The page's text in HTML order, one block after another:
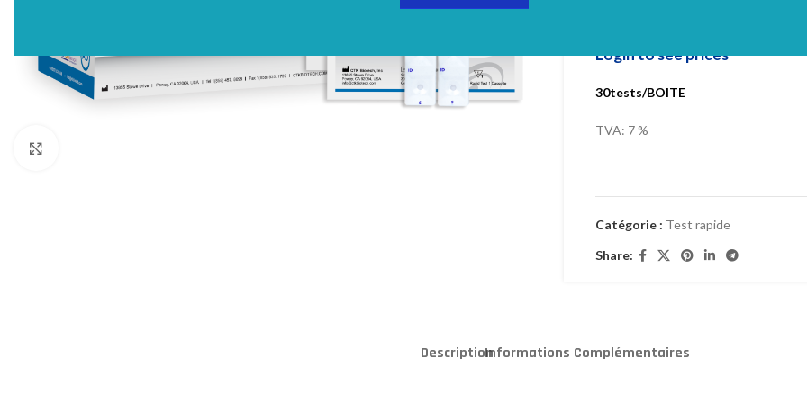
Login to see prices
30tests/BOITE
TVA: 7 %
Catégorie : Test rapide
Share:
DescriptionInformations Complémentaires